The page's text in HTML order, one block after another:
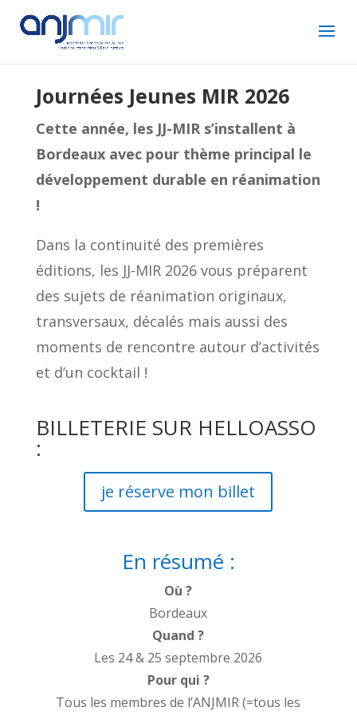
Journées Jeunes MIR 2026
Cette année, les JJ-MIR s’installent à
Bordeaux avec pour thème principal le
développement durable en réanimation
!
Dans la continuité des premières
éditions, les JJ-MIR 2026 vous préparent
des sujets de réanimation originaux,
transversaux, décalés mais aussi des
moments de rencontre autour d’activités
et d’un cocktail !
BILLETERIE SUR HELLOASSO
:
je réserve mon billet
En résumé :
Où ?
Bordeaux
Quand ?
Les 24 & 25 septembre 2026
Pour qui ?
Tous les membres de l’ANJMIR (=tous les